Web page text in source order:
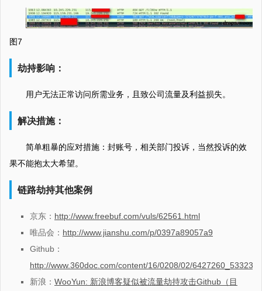
图7
劫持影响：
用户无法正常访问所需业务，且致公司流量及利益损失。
解决措施：
简单粗暴的应对措施：封账号，相关部门投诉，当然投诉的效
果不能抱太大希望。
链路劫持其他案例
京东： http://www.freebuf.com/vuls/62561.html
唯品会： http://www.jianshu.com/p/0397a89057a9
Github：
http://www.360doc.com/content/16/0208/02/
新浪： WooYun: 新浪博客疑似被流量劫持攻击Github（目